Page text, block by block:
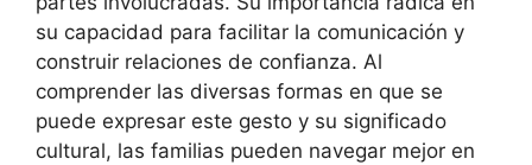
su capacidad para facilitar la comunicación y
construir relaciones de confianza. Al
comprender las diversas formas en que se
puede expresar este gesto y su significado
cultural, las familias pueden navegar mejor en